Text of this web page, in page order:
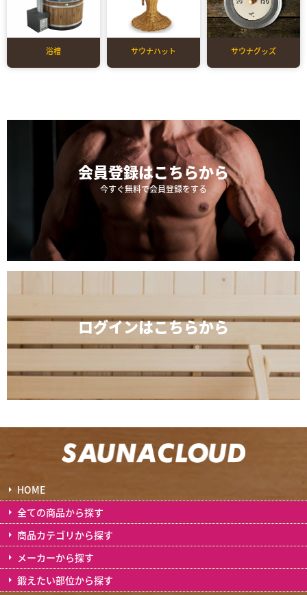
浴槽 サウナハット サウナグッズ
会員登録はこちらから
今すぐ無料で会員登録をする
ログインはこちらから
HOME
全ての商品から探す
商品カテゴリから探す
メーカーから探す
鍛えたい部位から探す